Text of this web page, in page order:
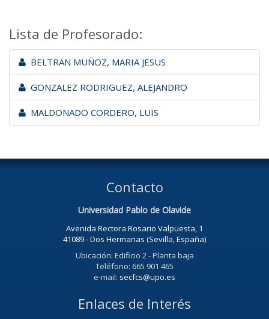
Lista de Profesorado:
BELTRAN MUÑOZ, MARIA JESUS
GONZALEZ RODRIGUEZ, ALEJANDRO
MALDONADO CORDERO, LUIS
Contacto
Universidad Pablo de Olavide
Avenida Rectora Rosario Valpuesta, 1
41089 - Dos Hermanas (Sevilla, España)
Ubicación: Edificio 2 - Planta baja
Teléfono: 665 901 465
e-mail: secfcs@upo.es
Enlaces de Interés